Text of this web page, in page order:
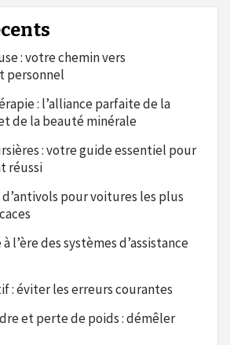
: votre chemin vers
personnel
: l’alliance parfaite de la
de la beauté minérale
: votre guide essentiel pour
réussi
pour voitures les plus
l’ère des systèmes d’assistance
: éviter les erreurs courantes
et perte de poids : démêler